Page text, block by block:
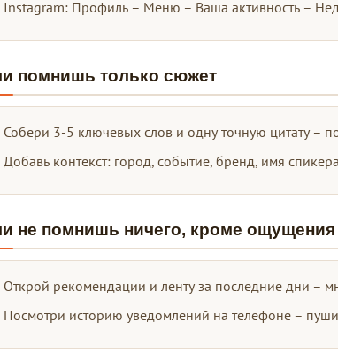
Instagram: Профиль – Меню – Ваша активность –
помнишь только сюжет
Собери 3-5 ключевых слов и одну точную цитату –
Добавь контекст: город, событие, бренд, имя
не помнишь ничего, кроме ощущения
Открой рекомендации и ленту за последние дни –
Посмотри историю уведомлений на телефоне – пуши